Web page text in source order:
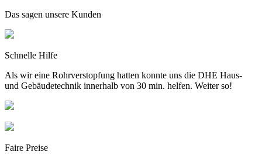
Das sagen unsere Kunden
Schnelle Hilfe
Als wir eine Rohrverstopfung hatten konnte uns die DHE Haus-
und Gebäudetechnik innerhalb von 30 min. helfen. Weiter so!
Faire Preise